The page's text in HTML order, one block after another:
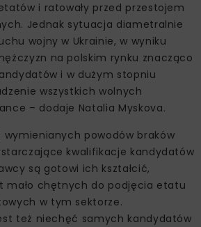
i ratowały przed przestojem
Jednak sytuacja diametralnie
wojny w Ukrainie, w wyniku
na polskim rynku znacząco
i w dużym stopniu
wszystkich wolnych
– dodaje Natalia Myskova.
wymienianych powodów braków
kwalifikacje kandydatów
są gotowi ich kształcić,
mało chętnych do podjęcia etatu
w tym sektorze.
też niechęć samych kandydatów